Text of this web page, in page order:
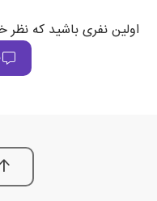
اولین نفری باشید که